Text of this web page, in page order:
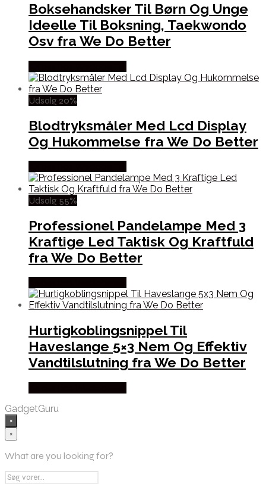
Boksehandsker Til Børn Og Unge
Ideelle Til Boksning, Taekwondo
Osv fra We Do Better
Udsalg 20%
Blodtryksmåler Med Lcd Display
Og Hukommelse fra We Do Better
Udsalg 55%
Professionel Pandelampe Med 3
Kraftige Led Taktisk Og Kraftfuld
fra We Do Better
Hurtigkoblingsnippel Til
Haveslange 5×3 Nem Og Effektiv
Vandtilslutning fra We Do Better
GadgetGuru
×
×
What are you looking for?